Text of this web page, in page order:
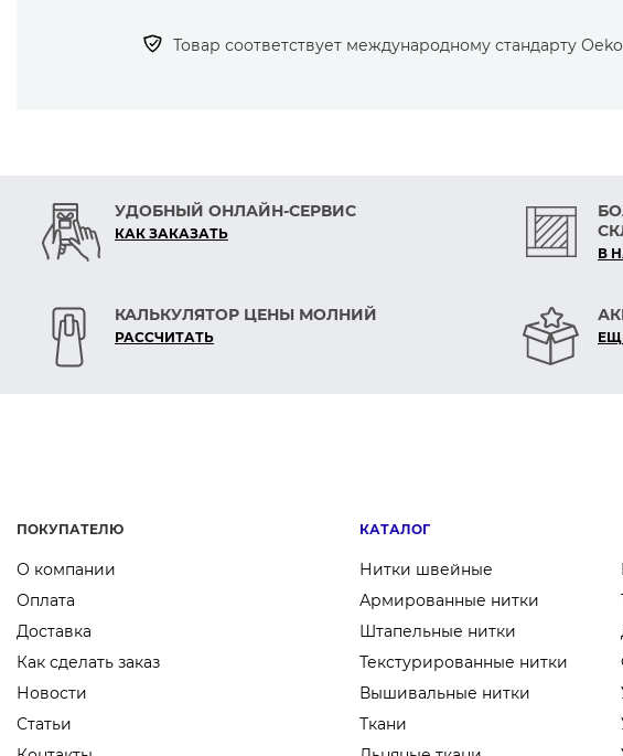
— Усиленная конструкция: крупный размер (21x11
— Одно отверстие: простая и быстрая фиксация
Материал: ABS-пластик
Размер корпуса: 21×11 мм
Товар соответствует международному стандарту
УДОБНЫЙ ОНЛАЙН-СЕРВИС
КАК ЗАКАЗАТЬ
В
КАЛЬКУЛЯТОР ЦЕНЫ МОЛНИЙ
РАСCЧИТАТЬ
ПОКУПАТЕЛЮ
О компании
Оплата
Доставка
Как сделать заказ
Новости
Статьи
КАТАЛОГ
Нитки швейные
Армированные нитки
Штапельные нитки
Текстурированные нитки
Вышивальные нитки
Ткани